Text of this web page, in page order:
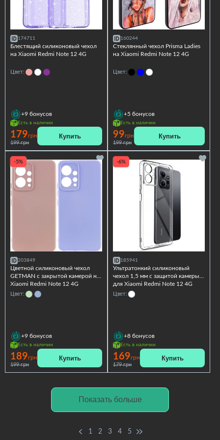
174711
Блестящий силиконовый чехол
на Xiaomi Redmi Note 12 4G
Цвет:
+9 бонусов
Есть в наличии
179грн
199 грн
Купить
160244
Стеклянный чехол Prisma Ladies
на Xiaomi Redmi Note 12 4G
Цвет:
+5 бонусов
Есть в наличии
99грн
199 грн
Купить
-5%
203849
Цветной силиконовый чехол
GETMAN с закрытой камерой на
Xiaomi Redmi Note 12 4G
Цвет:
+9 бонусов
Есть в наличии
189грн
199 грн
Купить
-6%
185941
Ультратонкий силиконовый
чехол 1,5 мм с защитой камеры
для Xiaomi Redmi Note 12 4G
Цвет:
+8 бонусов
Есть в наличии
169грн
179 грн
Купить
Показать больше
1 2 3 4 5